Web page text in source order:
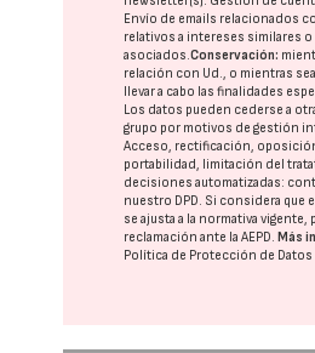
Envío de emails relacionados
relativos a intereses similares o
asociados.Conservación:
relación con Ud., o mientras
llevar a cabo las finalidades
Los datos pueden cederse a
grupo por motivos de gestión
Acceso, rectificación,
portabilidad, limitación del
decisiones automatizadas:
nuestro DPD. Si considera que
se ajusta a la normativa vigente,
reclamación ante laAEPD.Más
Política de Protección de Datos